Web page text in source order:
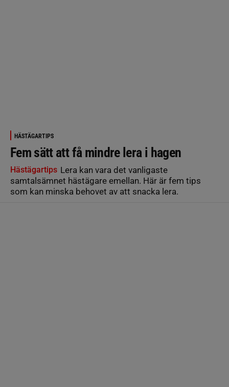
HÄSTÄGARTIPS
Fem sätt att få mindre lera i hagen
Hästägartips Lera kan vara det vanligaste
samtalsämnet hästägare emellan. Här är fem tips
som kan minska behovet av att snacka lera.